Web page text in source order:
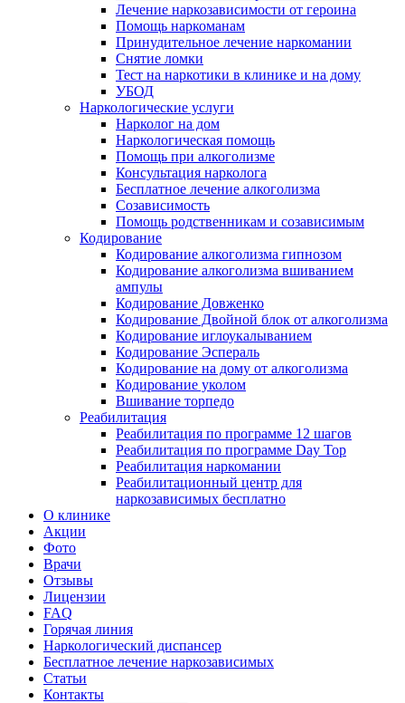
Лечение наркозависимости от героина
Помощь наркоманам
Принудительное лечение наркомании
Снятие ломки
Тест на наркотики в клинике и на дому
УБОД
Наркологические услуги
Нарколог на дом
Наркологическая помощь
Помощь при алкоголизме
Консультация нарколога
Бесплатное лечение алкоголизма
Созависимость
Помощь родственникам и созависимым
Кодирование
Кодирование алкоголизма гипнозом
Кодирование алкоголизма вшиванием
ампулы
Кодирование Довженко
Кодирование Двойной блок от алкоголизма
Кодирование иглоукалыванием
Кодирование Эспераль
Кодирование на дому от алкоголизма
Кодирование уколом
Вшивание торпедо
Реабилитация
Реабилитация по программе 12 шагов
Реабилитация по программе Day Top
Реабилитация наркомании
Реабилитационный центр для
наркозависимых бесплатно
О клинике
Акции
Фото
Врачи
Отзывы
Лицензии
FAQ
Горячая линия
Наркологический диспансер
Бесплатное лечение наркозависимых
Статьи
Контакты